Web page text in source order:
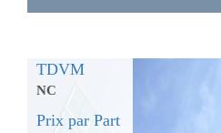
TDVM
NC
Prix par Part